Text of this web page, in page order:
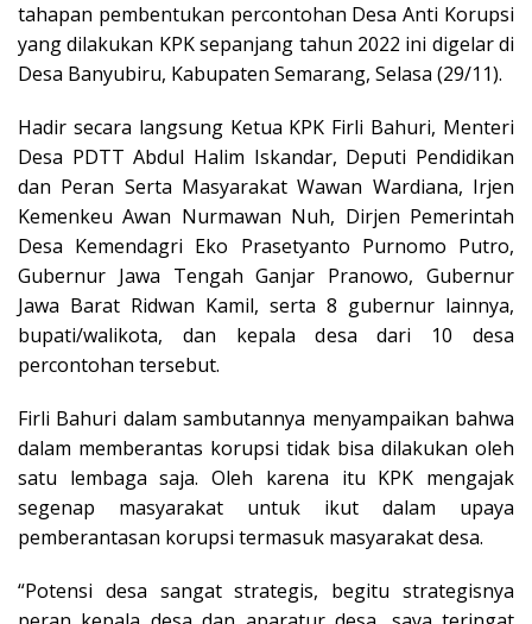
tahapan pembentukan percontohan Desa Anti Korupsi
yang dilakukan KPK sepanjang tahun 2022 ini digelar di
Desa Banyubiru, Kabupaten Semarang, Selasa (29/11).
Hadir secara langsung Ketua KPK Firli Bahuri, Menteri
Desa PDTT Abdul Halim Iskandar, Deputi Pendidikan
dan Peran Serta Masyarakat Wawan Wardiana, Irjen
Kemenkeu Awan Nurmawan Nuh, Dirjen Pemerintah
Desa Kemendagri Eko Prasetyanto Purnomo Putro,
Gubernur Jawa Tengah Ganjar Pranowo, Gubernur
Jawa Barat Ridwan Kamil, serta 8 gubernur lainnya,
bupati/walikota, dan kepala desa dari 10 desa
percontohan tersebut.
Firli Bahuri dalam sambutannya menyampaikan bahwa
dalam memberantas korupsi tidak bisa dilakukan oleh
satu lembaga saja. Oleh karena itu KPK mengajak
segenap masyarakat untuk ikut dalam upaya
pemberantasan korupsi termasuk masyarakat desa.
“Potensi desa sangat strategis, begitu strategisnya